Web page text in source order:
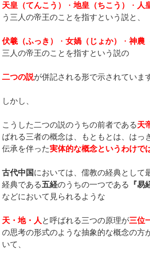
天皇（てんこう） ・地皇（ちこう） ・ 人
う三人の帝王のことを指すという説と、
伏羲（ふっき） ・女媧（じょか） ・神農
三人の帝王のことを指すという説の
二つの説が併記される形で示されていま
しかし、
こうした二つの説のうちの前者である天
ばれる三者の概念は、もともとは、はっ
伝承を伴った実体的な概念というわけで
古代中国においては、儒教の経典として
経典である五経のうちの一つである 『易
などにおいて見られるような
天・地・人 と呼ばれる三つの原理が三位
の思考の形式のような抽象的な概念の方
いて、